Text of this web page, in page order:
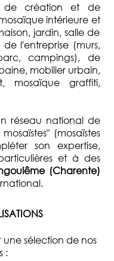
de création et de
intérieure et
jardin, salle de
l'entreprise (murs,
campings), de
mobilier urbain,
mosaïque graffiti,
réseau national de
(mosaïstes
son expertise,
et à des
(Charente)
une sélection de nos
: